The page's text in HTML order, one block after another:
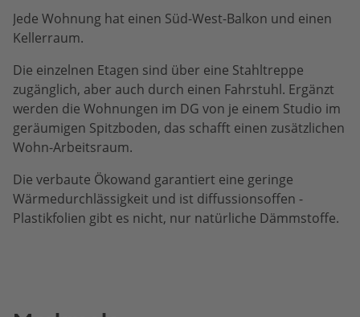
Jede Wohnung hat einen Süd-West-Balkon und einen
Kellerraum.
Die einzelnen Etagen sind über eine Stahltreppe
zugänglich, aber auch durch einen Fahrstuhl. Ergänzt
werden die Wohnungen im DG von je einem Studio im
geräumigen Spitzboden, das schafft einen zusätzlichen
Wohn-Arbeitsraum.
Die verbaute Ökowand garantiert eine geringe
Wärmedurchlässigkeit und ist diffussionsoffen -
Plastikfolien gibt es nicht, nur natürliche Dämmstoffe.